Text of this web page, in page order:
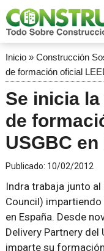
Inicio» Construcción
de formación oficial
Se inicia
de
USGBC
Publicado: 10/02/2012
Indra trabaja junto al
Council)
en España. Desde
Delivery Partnery del
imparte su